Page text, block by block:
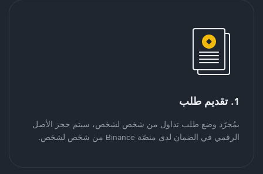
1. تقديم طلب
بمُجرّد وضع طلب تداول من شخص لشخص، سيتم حجز الأصل
الرقمي في الضمان لدى منصّة Binance من شخص لشخص.